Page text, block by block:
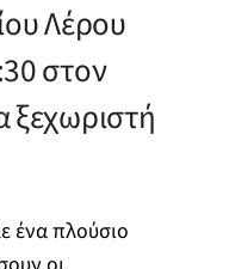
Λέρου
στον
ξεχωριστή
ένα πλούσιο